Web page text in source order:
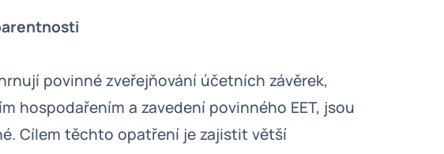
povinné zveřejňování účetních závěrek,
hospodařením a zavedení povinného EET, jsou
Cílem těchto opatření je zajistit větší